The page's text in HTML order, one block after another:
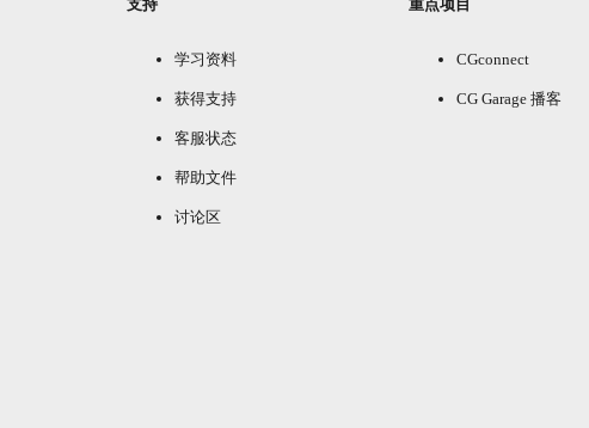
支持
学习资料
获得支持
客服状态
帮助文件
讨论区
重点项目
CGconnect
CG Garage 播客